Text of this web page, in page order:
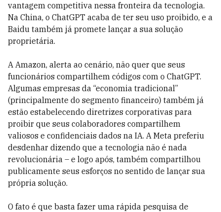
vantagem competitiva nessa fronteira da tecnologia.
Na China, o ChatGPT acaba de ter seu uso proibido, e a
Baidu também já promete lançar a sua solução
proprietária.
A Amazon, alerta ao cenário, não quer que seus
funcionários compartilhem códigos com o ChatGPT.
Algumas empresas da “economia tradicional”
(principalmente do segmento financeiro) também já
estão estabelecendo diretrizes corporativas para
proibir que seus colaboradores compartilhem
valiosos e confidenciais dados na IA. A Meta preferiu
desdenhar dizendo que a tecnologia não é nada
revolucionária – e logo após, também compartilhou
publicamente seus esforços no sentido de lançar sua
própria solução.
O fato é que basta fazer uma rápida pesquisa de